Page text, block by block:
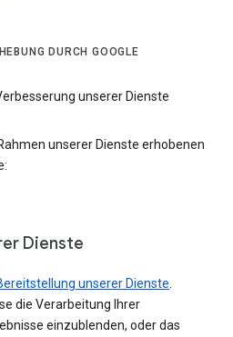
DURCH GOOGLE
unserer Dienste
unserer Dienste erhobenen
Dienste
unserer Dienste
die Verarbeitung Ihrer
einzublenden, oder das